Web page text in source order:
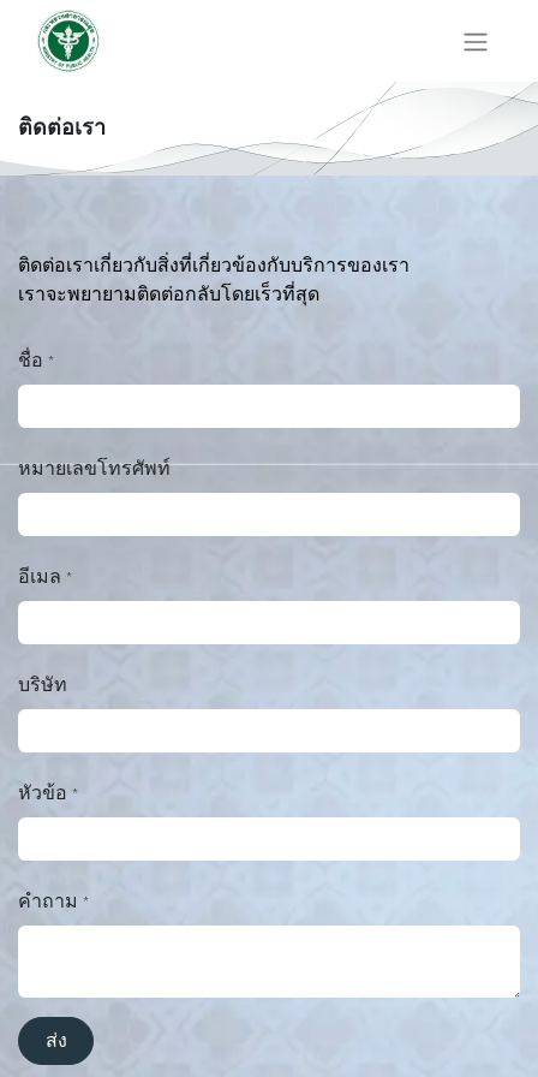
ติดต่อเรา
ติดต่อเราเกี่ยวกับสิ่งที่เกี่ยวข้องกับบริการของเรา
เราจะพยายามติดต่อกลับโดยเร็วที่สุด
ชื่อ *
หมายเลขโทรศัพท์
อีเมล *
บริษัท
หัวข้อ *
คำถาม *
ส่ง